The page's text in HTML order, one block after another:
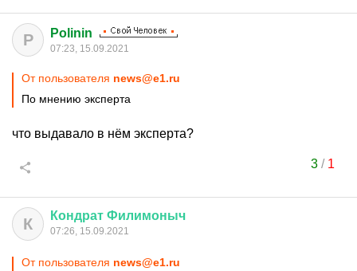
P Polinin
07:23, 15.09.2021
От пользователя news@e1.ru
По мнению эксперта
что выдавало в нём эксперта?
3/ 1
К Кондрат Филимоныч
07:26, 15.09.2021
От пользователя news@e1.ru